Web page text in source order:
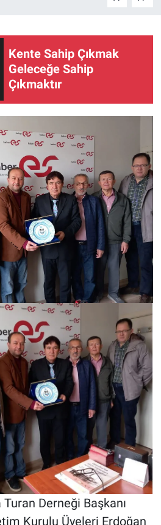
Kente Sahip Çıkmak
Geleceğe Sahip
Çıkmaktır
Turan Derneği Başkanı
Kurulu Üyeleri Erdoğan